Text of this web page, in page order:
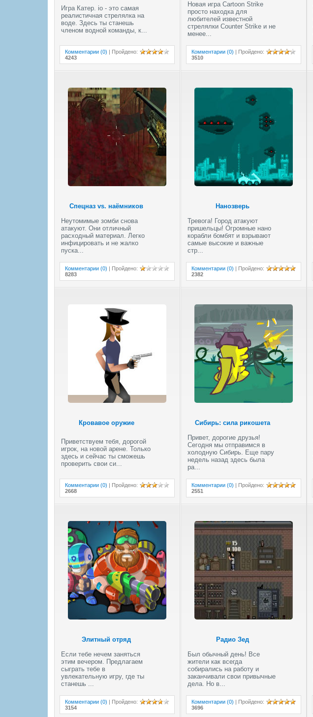
Игра Катер. io - это самая
реалистичная стрелялка на
воде. Здесь ты станешь
членом водной команды, к...
Комментарии (0) Пройдено:
4243
Новая игра Cartoon Strike
просто находка для
любителей известной
стрелялки Counter Strike и не
менее...
Комментарии (0) Пройдено:
3510
Спецназ vs. наёмников
Неутомимые зомби снова
атакуют. Они отличный
расходный материал. Легко
инфицировать и не жалко
пуска...
Комментарии (0) Пройдено:
8283
Нанозверь
Тревога! Город атакуют
пришельцы! Огромные нано
корабли бомбят и взрывают
самые высокие и важные
стр...
Комментарии (0) Пройдено:
2382
Кровавое оружие
Приветствуем тебя, дорогой
игрок, на новой арене. Только
здесь и сейчас ты сможешь
проверить свои си...
Комментарии (0) Пройдено:
2668
Сибирь: сила рикошета
Привет, дорогие друзья!
Сегодня мы отправимся в
холодную Сибирь. Еще пару
недель назад здесь была
ра...
Комментарии (0) Пройдено:
2551
Элитный отряд
Если тебе нечем заняться
этим вечером. Предлагаем
сыграть тебе в
увлекательную игру, где ты
станешь ...
Комментарии (0) Пройдено:
3154
Радио Зед
Был обычный день! Все
жители как всегда
собирались на работу и
заканчивали свои привычные
дела. Но в...
Комментарии (0) Пройдено:
3696